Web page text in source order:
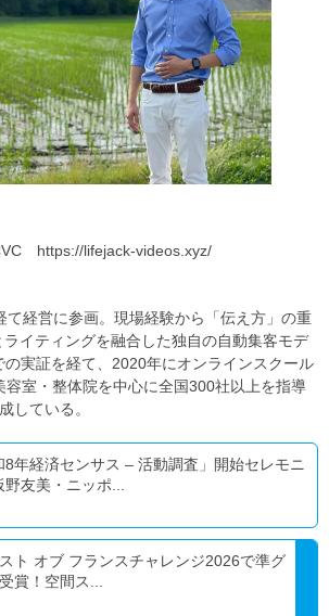
https://lifejack-videos.xyz/
て経営に参画。現場経験から「伝え方」の重
イティングを融合した独自の自動集客モデ
の実証を経て、2020年にオンラインスクール
容室・整体院を中心に全国300社以上を指導
している。
8年経済センサス – 活動調査」開始セレモニ
野友美・ニッポ...
ト オブ フランスチャレンジ2026で準グ
賞！空間ス...